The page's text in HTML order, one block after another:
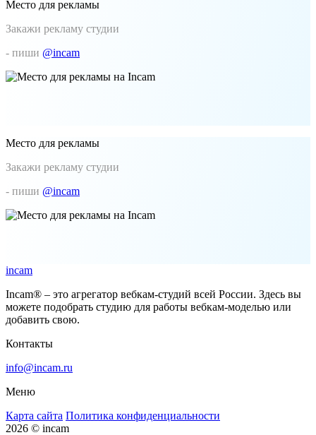
Место для рекламы
Закажи рекламу студии
- пиши @incam
Место для рекламы
Закажи рекламу студии
- пиши @incam
incam
Incam® – это агрегатор вебкам-студий всей России. Здесь вы
можете подобрать студию для работы вебкам-моделью или
добавить свою.
Контакты
info@incam.ru
Меню
Карта сайта Политика конфиденциальности
2026 © incam